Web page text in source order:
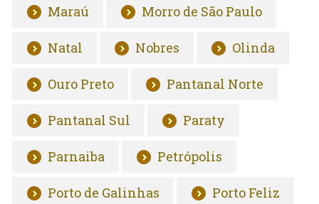
Maraú Morro de São Paulo
Natal Nobres Olinda
Ouro Preto Pantanal Norte
Pantanal Sul Paraty
Parnaiba Petrópolis
Porto de Galinhas Porto Feliz